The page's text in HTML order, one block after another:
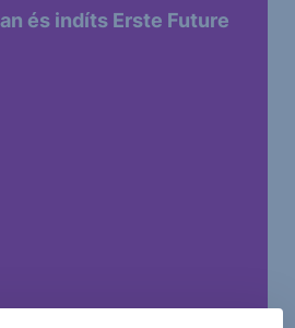
és indíts Erste Future